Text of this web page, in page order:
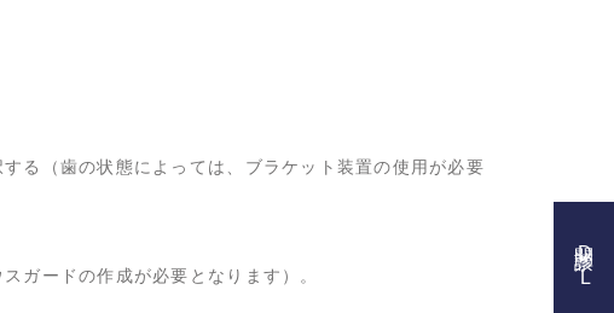
る（歯の状態によっては、ブラケット装置の使用が必要
ガードの作成が必要となります）。 問診票DL